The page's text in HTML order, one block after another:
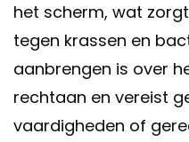
het scherm, wat
tegen krassen en
aanbrengen is over
rechtaan en vereist
vaardigheden of